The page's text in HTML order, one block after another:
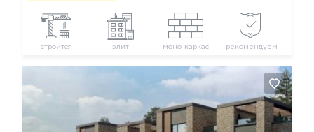
строится элит моно-каркас рекомендуем